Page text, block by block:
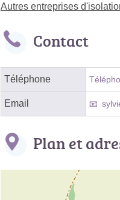
Autres entreprises
Contact
Téléphone
Email
Plan et